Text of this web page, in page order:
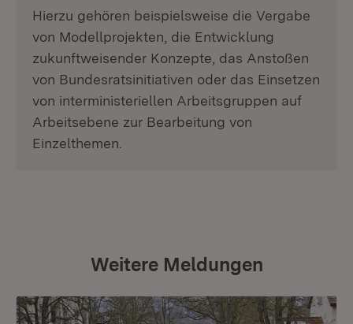
Hierzu gehören beispielsweise die Vergabe
von Modellprojekten, die Entwicklung
zukunftweisender Konzepte, das Anstoßen
von Bundesratsinitiativen oder das Einsetzen
von interministeriellen Arbeitsgruppen auf
Arbeitsebene zur Bearbeitung von
Einzelthemen.
Weitere Meldungen